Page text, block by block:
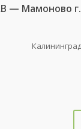
— Мамоново г.